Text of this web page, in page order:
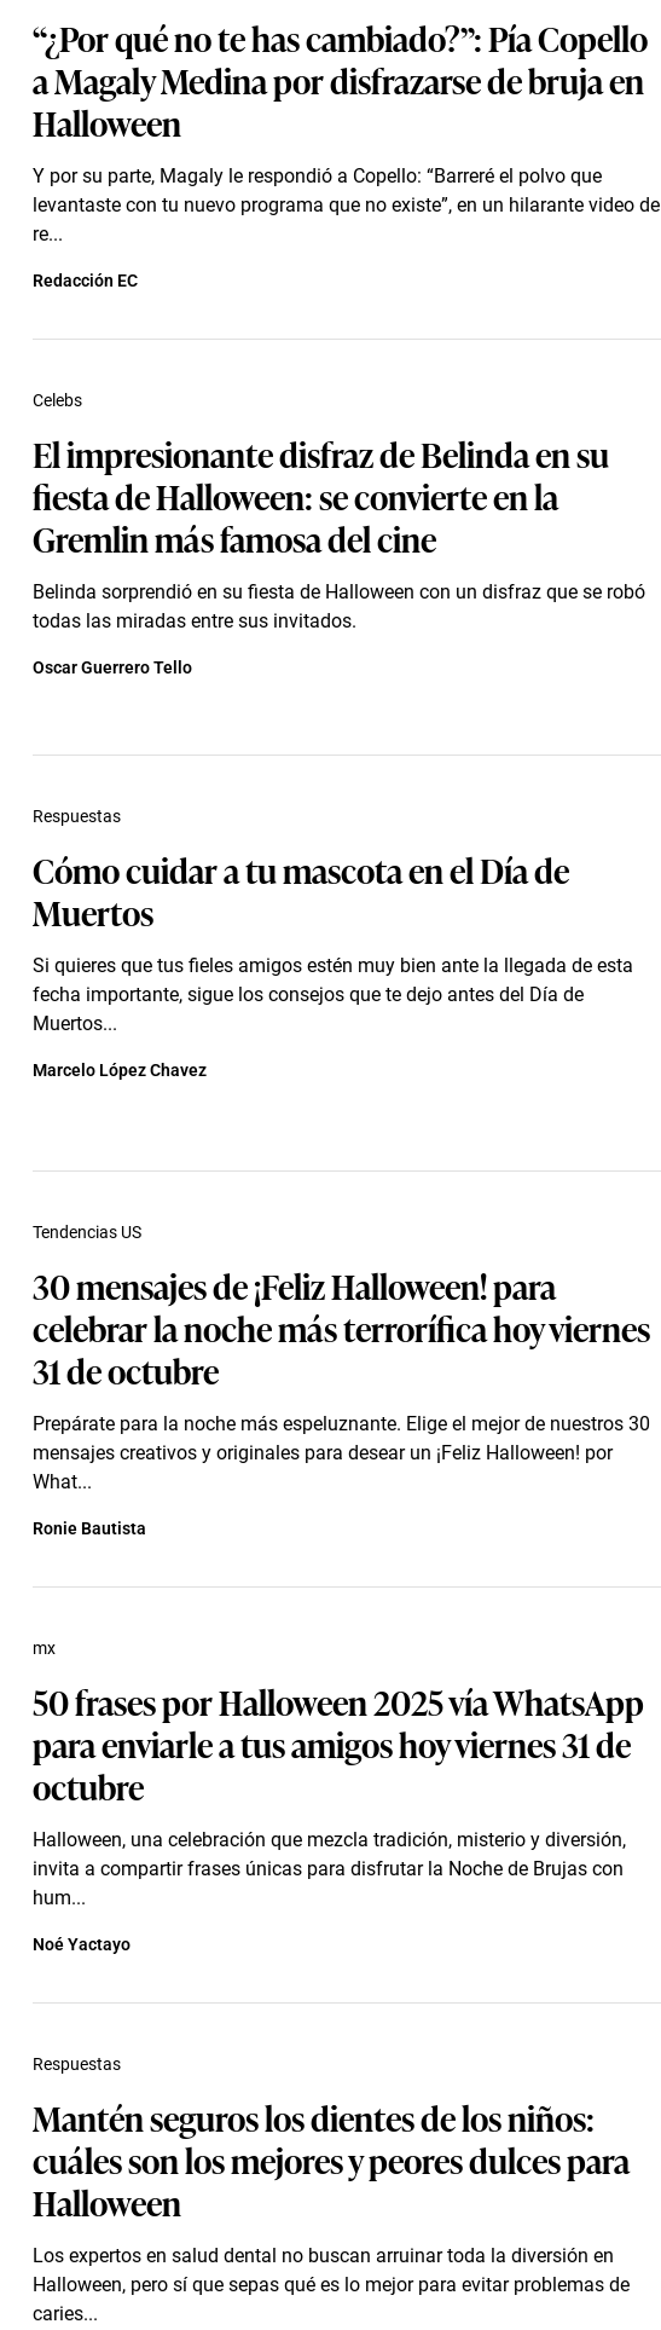
“¿Por qué no te has cambiado?”: Pía Copello
a Magaly Medina por disfrazarse de bruja en
Halloween
Y por su parte, Magaly le respondió a Copello: “Barreré el polvo que
levantaste con tu nuevo programa que no existe”, en un hilarante video de
re...
Redacción EC
El impresionante disfraz de Belinda en su
fiesta de Halloween: se convierte en la
Gremlin más famosa del cine
Belinda sorprendió en su fiesta de Halloween con un disfraz que se robó
todas las miradas entre sus invitados.
Celebs
Oscar Guerrero Tello
Cómo cuidar a tu mascota en el Día de
Muertos
Si quieres que tus fieles amigos estén muy bien ante la llegada de esta
fecha importante, sigue los consejos que te dejo antes del Día de
Muertos...
Respuestas
Marcelo López Chavez
30 mensajes de ¡Feliz Halloween! para
celebrar la noche más terrorífica hoy viernes
31 de octubre
Prepárate para la noche más espeluznante. Elige el mejor de nuestros 30
mensajes creativos y originales para desear un ¡Feliz Halloween! por
What...
Tendencias US
Ronie Bautista
50 frases por Halloween 2025 vía WhatsApp
para enviarle a tus amigos hoy viernes 31 de
octubre
Halloween, una celebración que mezcla tradición, misterio y diversión,
invita a compartir frases únicas para disfrutar la Noche de Brujas con
hum...
mx
Noé Yactayo
Mantén seguros los dientes de los niños:
cuáles son los mejores y peores dulces para
Halloween
Los expertos en salud dental no buscan arruinar toda la diversión en
Halloween, pero sí que sepas qué es lo mejor para evitar problemas de
caries...
Respuestas